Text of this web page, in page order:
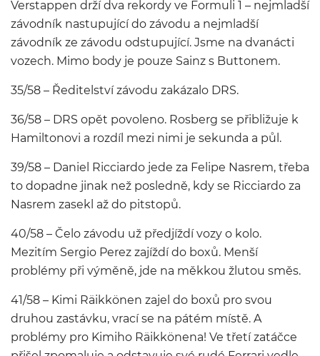
Verstappen drží dva rekordy ve Formuli 1 – nejmladší
závodník nastupující do závodu a nejmladší
závodník ze závodu odstupující. Jsme na dvanácti
vozech. Mimo body je pouze Sainz s Buttonem.
35/58 – Ředitelství závodu zakázalo DRS.
36/58 – DRS opět povoleno. Rosberg se přibližuje k
Hamiltonovi a rozdíl mezi nimi je sekunda a půl.
39/58 – Daniel Ricciardo jede za Felipe Nasrem, třeba
to dopadne jinak než posledně, kdy se Ricciardo za
Nasrem zasekl až do pitstopů.
40/58 – Čelo závodu už předjíždí vozy o kolo.
Mezitím Sergio Perez zajíždí do boxů. Menší
problémy při výměně, jde na měkkou žlutou směs.
41/58 – Kimi Räikkönen zajel do boxů pro svou
druhou zastávku, vrací se na pátém místě. A
problémy pro Kimiho Räikkönena! Ve třetí zatáčce